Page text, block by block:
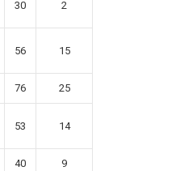
30 2
56 15
76 25
53 14
40 9